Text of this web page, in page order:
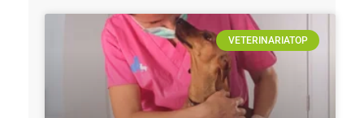
VETERINARIATOP